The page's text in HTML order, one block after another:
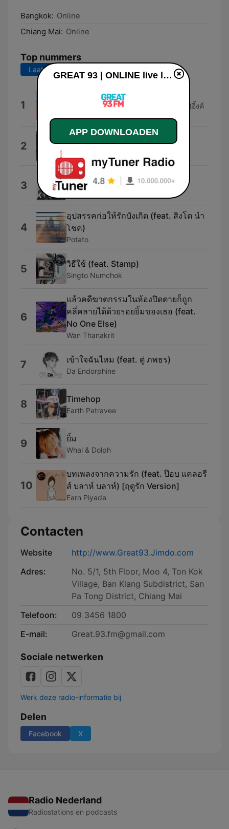
Bangkok: Online
Chiang Mai: Online
Top nummers
Laatste 7 dagen
1
Let's Scoop Colorful Colorfun
Three Man Down และ Ink Waruntorn (อิ้งค์
วรันธร)
2 ขอให้รักบังเกิด
3 Hello (feat. บอย โกสิยพงษ์)
theBOYKOR
4
อุปสรรคก่อให้รักบังเกิด (feat. สิงโต นำ
โชค)
Potato
5 วิธีใช้ (feat. Stamp)
Singto Numchok
6
แล้วคดีฆาตกรรมในห้องปิดตายก็ถูก
คลี่คลายได้ด้วยรอยยิ้มของเธอ (feat.
No One Else)
Wan Thanakrit
7 เข้าใจฉันไหม (feat. ตู่ ภพธร)
Da Endorphine
8 Timehop
Earth Patravee
9 ยิ้ม
Whal & Dolph
10
บทเพลงจากความรัก (feat. ป๊อบ แคลอรี
ส์ บลาห์ บลาห์) [ฤดูรัก Version]
Earn Piyada
Contacten
Website
http://www.Great93.Jimdo.com
Adres:
No. 5/1, 5th Floor, Moo 4, Ton Kok
Village, Ban Klang Subdistrict, San
Pa Tong District, Chiang Mai
Telefoon:
09 3456 1800
E-mail:
Great.93.fm@gmail.com
Sociale netwerken
Werk deze radio-informatie bij
Delen
Facebook X
Radio Nederland
Radiostations en podcasts
GREAT 93 | ONLINE live luisteren
APP DOWNLOADEN